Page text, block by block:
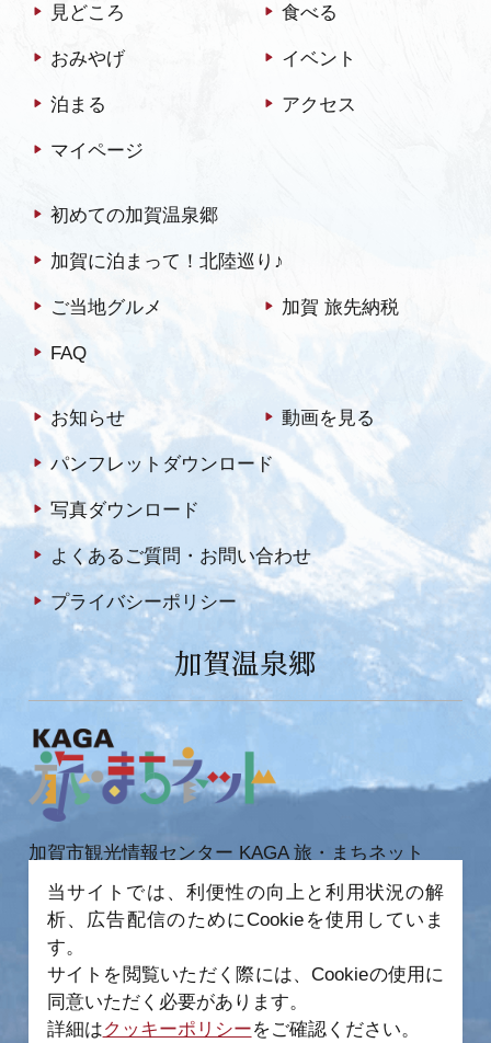
載）見どころ 食べる
おみやげ イベント
泊まる アクセス
マイページ
初めての加賀温泉郷
加賀に泊まって！北陸巡り♪
ご当地グルメ 加賀 旅先納税
FAQ
お知らせ 動画を見る
パンフレットダウンロード
写真ダウンロード
よくあるご質問・お問い合わせ
プライバシーポリシー
加賀温泉郷
加賀市観光情報センター KAGA 旅・まちネット
〒922-0423
石川県加賀市作見町ヲ6-2 JR 加賀温泉駅内
TEL 0761-72-6678
当サイトでは、利便性の向上と利用状況の解
析、広告配信のためにCookieを使用していま
す。
サイトを閲覧いただく際には、Cookieの使用に
同意いただく必要があります。
詳細はクッキーポリシーをご確認ください。